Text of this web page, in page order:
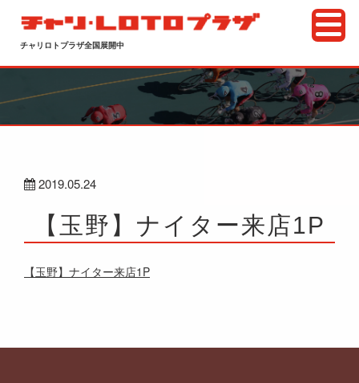
チャリロトプラザ全国展開中
2019.05.24
【玉野】ナイター来店1P
【玉野】ナイター来店1P